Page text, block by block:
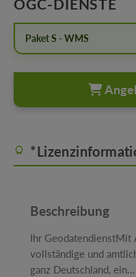
OGC-DIENSTE
Paket S - WMS
Beschreibung
Ihr GeodatendienstMit
vollständige und
ganz Deutschland, ein…